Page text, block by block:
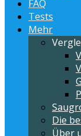
FAQ
Tests
Mehr
Die
Über